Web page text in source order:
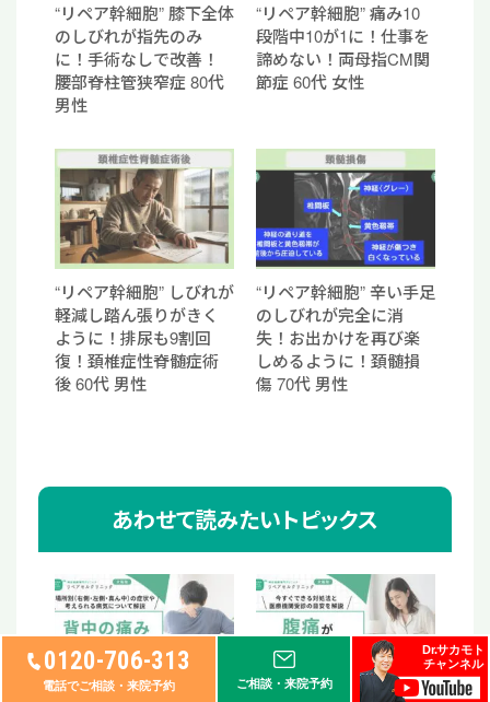
0120-706-313
電話でご相談・来院予約 ご相談・来院予約
Dr.サカモト
チャンネル
“リペア幹細胞” 膝下全体
のしびれが指先のみ
に！手術なしで改善！
腰部脊柱管狭窄症 80代
男性
“リペア幹細胞” 痛み10
段階中10が1に！仕事を
諦めない！両母指CM関
節症 60代 女性
“リペア幹細胞” しびれが
軽減し踏ん張りがきく
ように！排尿も9割回
復！頚椎症性脊髄症術
後 60代 男性
“リペア幹細胞” 辛い手足
のしびれが完全に消
失！お出かけを再び楽
しめるように！頚髄損
傷 70代 男性
あわせて読みたいトピックス